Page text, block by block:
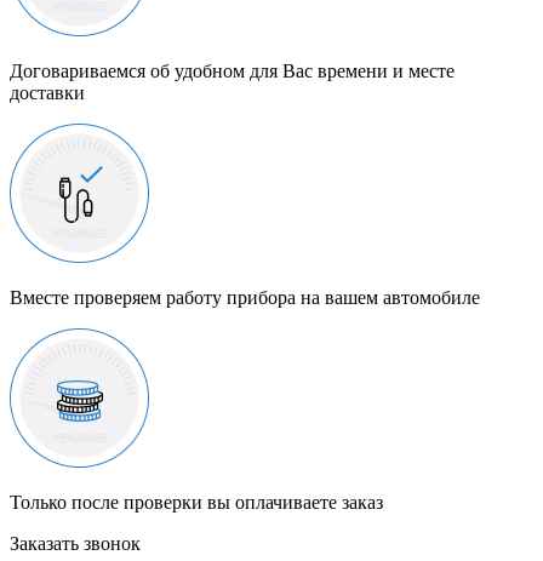
Договариваемся об удобном для Вас времени и месте
доставки
Вместе проверяем работу прибора на вашем автомобиле
Только после проверки вы оплачиваете заказ
Заказать звонок